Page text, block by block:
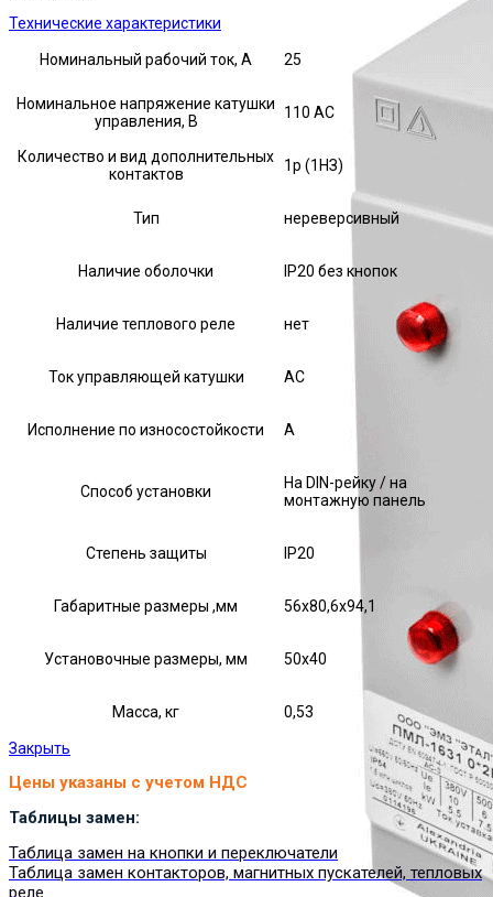
Технические характеристики
Номинальный рабочий ток, А 25
Номинальное напряжение катушки
управления, В
110 AC
Количество и вид дополнительных
контактов
1р (1НЗ)
Тип нереверсивный
Наличие оболочки IP20 без кнопок
Наличие теплового реле нет
Ток управляющей катушки АС
Исполнение по износостойкости А
Способ установки
На DIN-рейку / на
монтажную панель
Степень защиты IP20
Габаритные размеры ,мм 56х80,6х94,1
Установочные размеры, мм 50х40
Масса, кг 0,53
Закрыть
Цены указаны с учетом НДС
Таблицы замен:
Таблица замен на кнопки и переключатели
Таблица замен контакторов, магнитных пускателей, тепловых
реле